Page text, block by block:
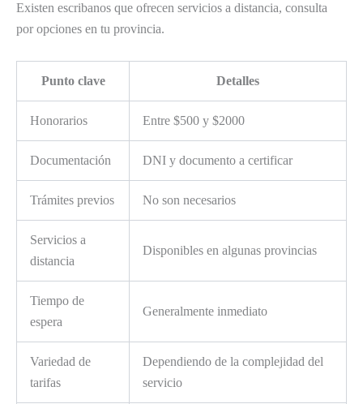
Existen escribanos que ofrecen servicios a distancia, consulta
por opciones en tu provincia.
Punto clave Detalles
Honorarios Entre $500 y $2000
Documentación DNI y documento a certificar
Trámites previos No son necesarios
Servicios a
distancia
Disponibles en algunas provincias
Tiempo de
espera
Generalmente inmediato
Variedad de
tarifas
Dependiendo de la complejidad del
servicio